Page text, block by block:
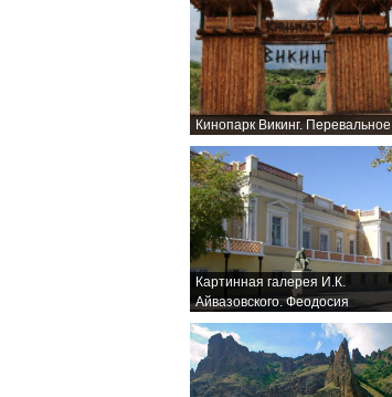
Кинопарк Викинг. Перевальное
Картинная галерея И.К.
Айвазовского. Феодосия